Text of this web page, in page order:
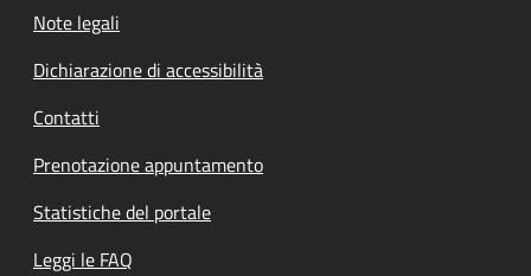
Note legali
Dichiarazione di accessibilità
Contatti
Prenotazione appuntamento
Statistiche del portale
Leggi le FAQ